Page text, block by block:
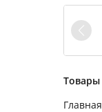
Товары
Главная